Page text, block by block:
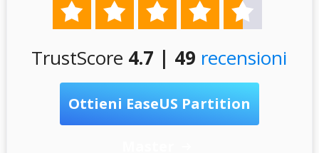
    
TrustScore 4.7 | 49 recensioni
Ottieni EaseUS Partition